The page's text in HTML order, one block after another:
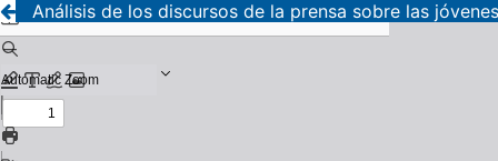
Análisis de los discursos de la prensa sobre las